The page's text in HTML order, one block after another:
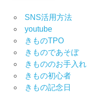
け
浴
衣
れ
ん
た
SNS活用方法
youtube
きものTPO
きものであそぼ
きもののお手入れ
きもの初心者
きもの記念日